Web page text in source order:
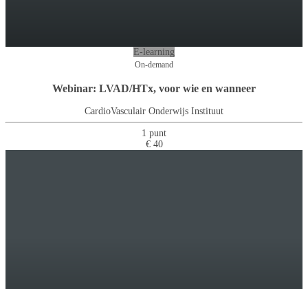
E-learning
On-demand
Webinar: LVAD/HTx, voor wie en wanneer
CardioVasculair Onderwijs Instituut
1 punt
€ 40